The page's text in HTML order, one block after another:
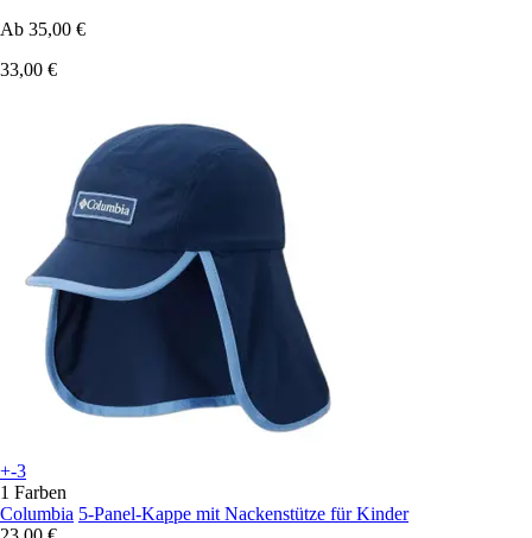
Ab 35,00 €
33,00 €
+-3
1 Farben
Columbia 5-Panel-Kappe mit Nackenstütze für Kinder